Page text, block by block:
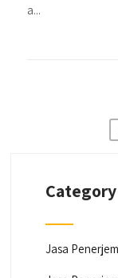
a...
Category
Jasa